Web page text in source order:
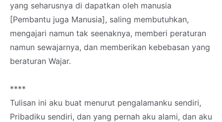
yang seharusnya di dapatkan oleh manusia
[Pembantu juga Manusia], saling membutuhkan,
mengajari namun tak seenaknya, memberi peraturan
namun sewajarnya, dan memberikan kebebasan yang
beraturan Wajar.
****
Tulisan ini aku buat menurut pengalamanku sendiri,
Pribadiku sendiri, dan yang pernah aku alami, dan aku